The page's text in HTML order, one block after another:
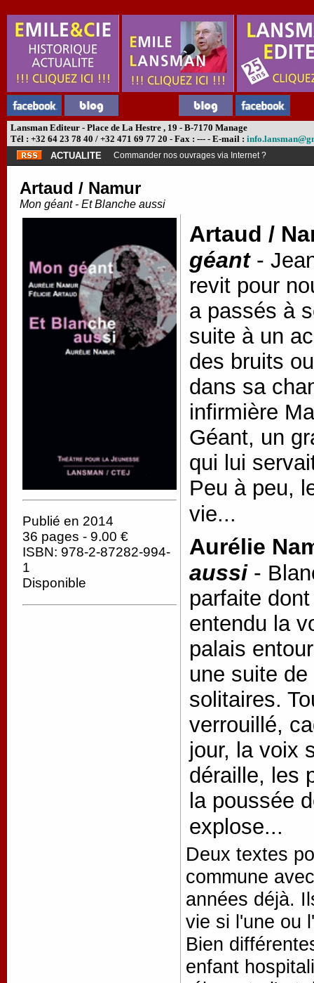
Lansman Editeur - Place de La Hestre , 19 - B-7170 Manage
Tél : +32 64 23 78 40 / +32 471 69 77 20 - Fax : --- - E-mail :
ACTUALITE
Commander nos ouvrages via Internet ?
Artaud / Namur
Mon géant - Et Blanche aussi
Publié en 2014
36 pages - 9.00 €
ISBN: 978-2-87282-994-
1
Disponible
Artaud /
géant-
revit pour
a passés à
suite à un
des bruits
dans sa
infirmière
Géant, un
qui lui
Peu à peu,
vie...
Aurélie
aussi-
parfaite
entendu la
palais
une suite
solitaires.
verrouillé,
jour, la voix
déraille, les
la poussée
explose...
Deux textes
commune
années déjà.
vie si l'une ou
Bien
enfant